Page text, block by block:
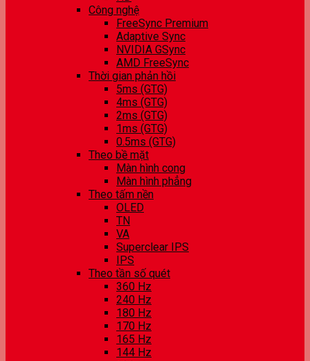
Công nghệ
FreeSync Premium
Adaptive Sync
NVIDIA GSync
AMD FreeSync
Thời gian phản hồi
5ms (GTG)
4ms (GTG)
2ms (GTG)
1ms (GTG)
0.5ms (GTG)
Theo bề mặt
Màn hình cong
Màn hình phẳng
Theo tấm nền
OLED
TN
VA
Superclear IPS
IPS
Theo tần số quét
360 Hz
240 Hz
180 Hz
170 Hz
165 Hz
144 Hz